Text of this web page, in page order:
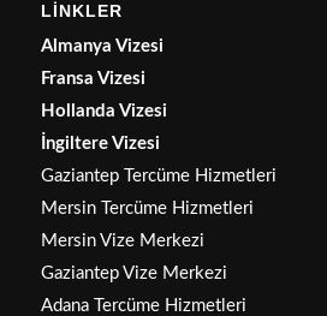
LİNKLER
Almanya Vizesi
Fransa Vizesi
Hollanda Vizesi
İngiltere Vizesi
Gaziantep Tercüme Hizmetleri
Mersin Tercüme Hizmetleri
Mersin Vize Merkezi
Gaziantep Vize Merkezi
Adana Tercüme Hizmetleri